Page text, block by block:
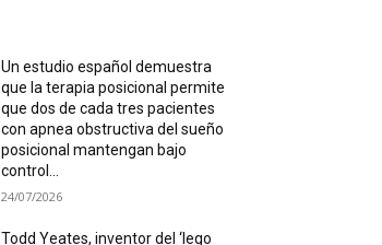
Un estudio español demuestra
que la terapia posicional permite
que dos de cada tres pacientes
con apnea obstructiva del sueño
posicional mantengan bajo
control...
24/07/2026
Todd Yeates, inventor del ‘lego